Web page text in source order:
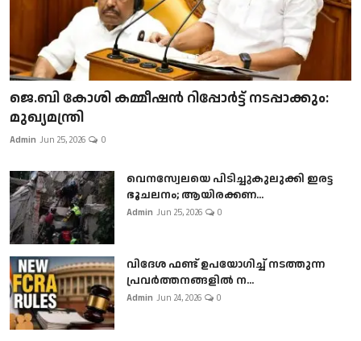
ജെ.ബി കോശി കമ്മീഷൻ റിപ്പോർട്ട് നടപ്പാക്കും:
മുഖ്യമന്ത്രി
Admin Jun 25, 2026 0
വെനസ്വേലയെ പിടിച്ചുകുലുക്കി ഇരട്ട
ഭൂചലനം; ആയിരക്കണ...
Admin Jun 25, 2026 0
വിദേശ ഫണ്ട് ഉപയോഗിച്ച് നടത്തുന്ന
പ്രവർത്തനങ്ങളിൽ ന...
Admin Jun 24, 2026 0